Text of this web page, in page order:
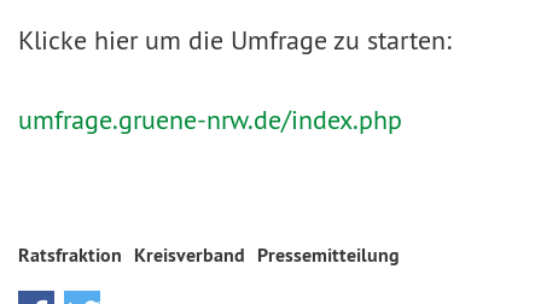
Klicke hier um die Umfrage zu starten:
umfrage.gruene-nrw.de/index.php
Ratsfraktion Kreisverband Pressemitteilung